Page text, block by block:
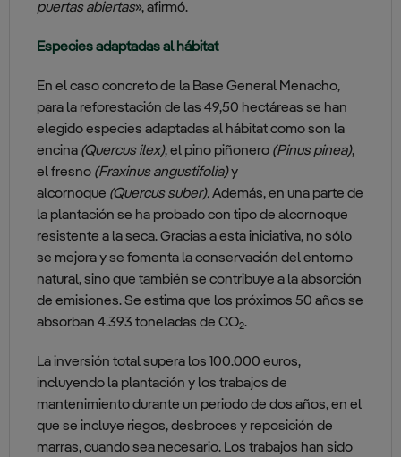
puertas abiertas», afirmó.
Especies adaptadas al hábitat
En el caso concreto de la Base General Menacho,
para la reforestación de las 49,50 hectáreas se han
elegido especies adaptadas al hábitat como son la
encina (Quercus ilex), el pino piñonero (Pinus pinea),
el fresno (Fraxinus angustifolia)y
alcornoque (Quercus suber).Además, en una parte de
la plantación se ha probado con tipo de alcornoque
resistente a la seca. Gracias a esta iniciativa, no sólo
se mejora y se fomenta la conservación del entorno
natural, sino que también se contribuye a la absorción
de emisiones. Se estima que los próximos 50 años se
absorban 4.393 toneladas de CO2.
La inversión total supera los 100.000 euros,
incluyendo la plantación y los trabajos de
mantenimiento durante un periodo de dos años, en el
que se incluye riegos, desbroces y reposición de
marras, cuando sea necesario. Los trabajos han sido